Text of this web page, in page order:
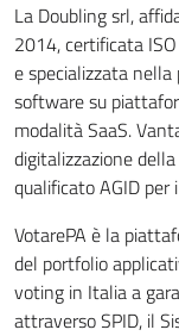
La Doubling srl,
2014, certificata
e specializzata
software su
modalità SaaS.
digitalizzazione
qualificato AGID per
VotarePA è la
del portfolio
voting in Italia a
attraverso SPID, il